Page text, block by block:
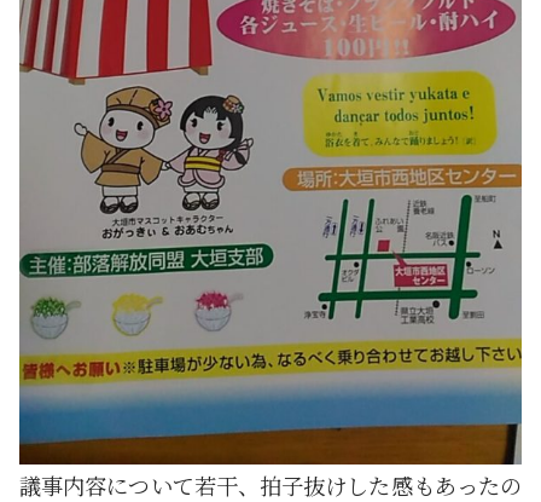
議事内容について若干、拍子抜けした感もあったの